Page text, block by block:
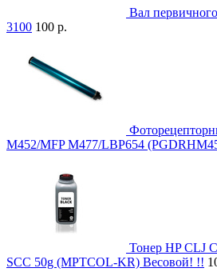
Вал
3100 100 р.
M452/MFP M477/LBP654
Тонер HP CLJ
SCC 50g (MPTCOL-KR) Весовой! !!